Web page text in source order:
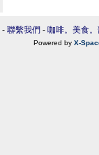
- 聯繫我們 - 咖啡。美食
Powered by X-